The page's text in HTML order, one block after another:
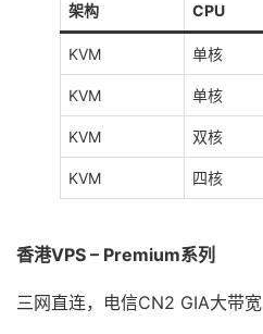
架构 CPU
KVM 单核
KVM 单核
KVM 双核
KVM 四核
香港VPS – Premium系列
三网直连，电信CN2 GIA大带宽